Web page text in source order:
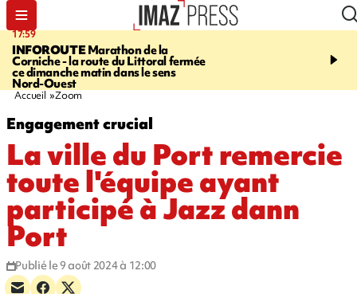
17:59
INFOROUTEMarathon de la
Corniche - la route du Littoral fermée
ce dimanche matin dans le sens
Nord-Ouest
07:40
1.300 coureurs sur le
Accueil Zoom
Engagement crucial
La ville du Port remercie
toute l'équipe ayant
participé à Jazz dann
Port
Publié le 9 août 2024 à 12:00